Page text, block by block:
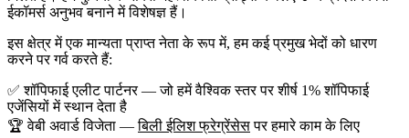
ईकॉमर्स अनुभव बनाने में विशेषज्ञ हैं।
इस क्षेत्र में एक मान्यता प्राप्त नेता के रूप में, हम कई प्रमुख भेदों को धारण
करने पर गर्व करते हैं:
✅शॉपिफाई एलीट पार्टनर— जो हमें वैश्विक स्तर परशीर्ष 1% शॉपिफाई
एजेंसियोंमें स्थान देता है
🏆वेबी अवार्ड विजेता —बिली ईलिश फ्रेग्रेंसेसपर हमारे काम के लिए